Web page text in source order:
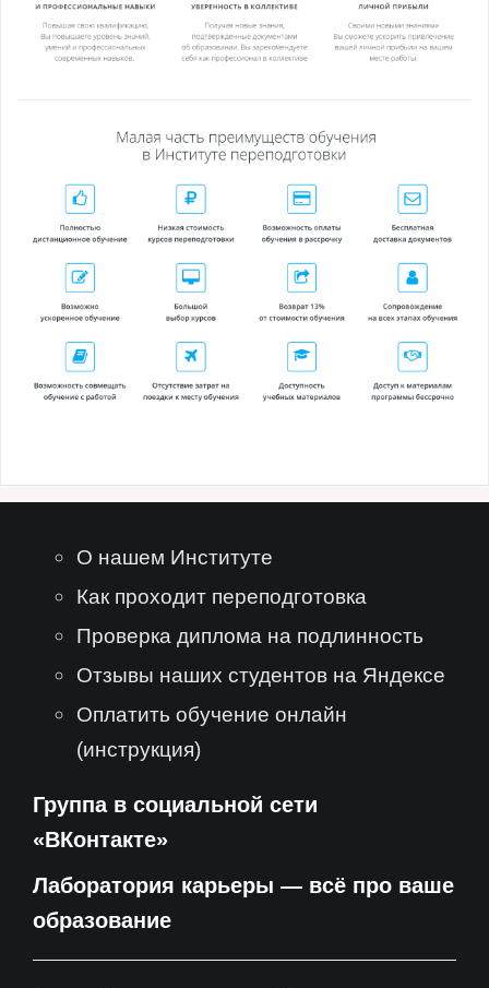
О нашем Институте
Как проходит переподготовка
Проверка диплома на подлинность
Отзывы наших студентов на Яндексе
Оплатить обучение онлайн
(инструкция)
Группа в социальной сети
«ВКонтакте»
Лаборатория карьеры — всё про ваше
образование